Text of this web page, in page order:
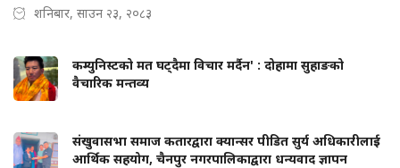
शनिबार, साउन २३, २०८३
कम्युनिस्टको मत घट्दैमा विचार मर्दैन' : दोहामा सुहाङको
वैचारिक मन्तव्य
संखुवासभा समाज कतारद्वारा क्यान्सर पीडित सुर्य अधिकारीलाई
आर्थिक सहयोग, चैनपुर नगरपालिकाद्वारा धन्यवाद ज्ञापन